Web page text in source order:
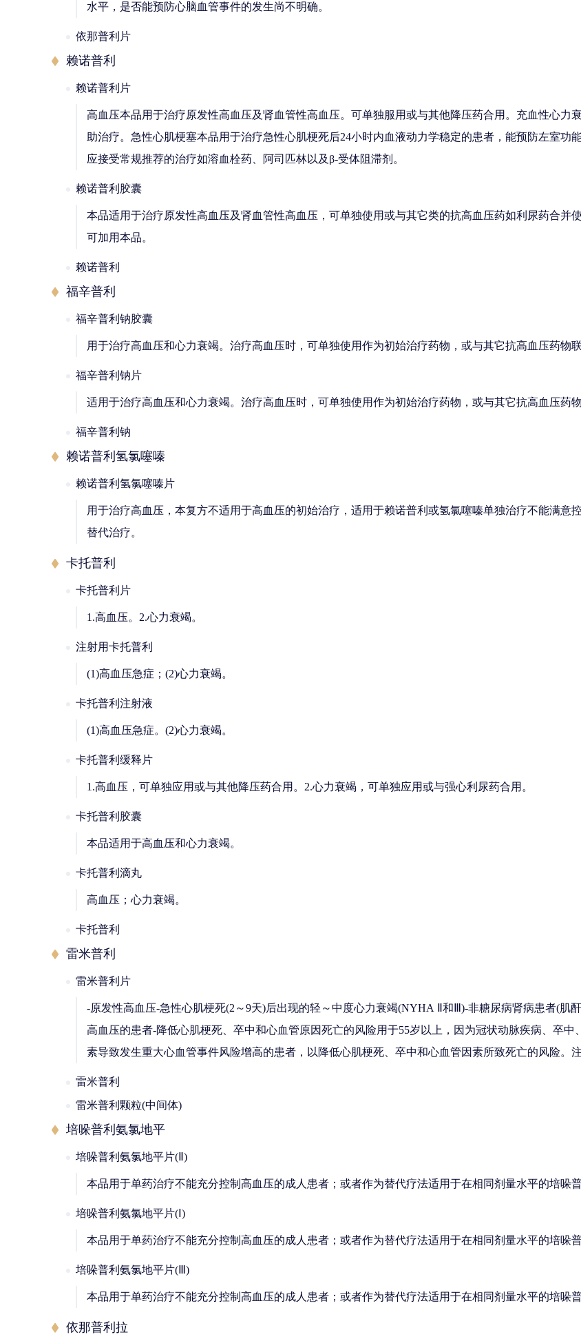
水平，是否能预防心脑血管事件的发生尚不明确。
依那普利片
赖诺普利
赖诺普利片
高血压本品用于治疗原发性高血压及肾血管性高血压。可单独服用或与其他降压药合用。充血性心力
助治疗。急性心肌梗塞本品用于治疗急性心肌梗死后24小时内血液动力学稳定的患者，能预防左室
应接受常规推荐的治疗如溶血栓药、阿司匹林以及β-受体阻滞剂。
赖诺普利胶囊
本品适用于治疗原发性高血压及肾血管性高血压，可单独使用或与其它类的抗高血压药如利尿药合并
可加用本品。
赖诺普利
福辛普利
福辛普利钠胶囊
用于治疗高血压和心力衰竭。治疗高血压时，可单独使用作为初始治疗药物，或与其它抗高血压药物
福辛普利钠片
适用于治疗高血压和心力衰竭。治疗高血压时，可单独使用作为初始治疗药物，或与其它抗高血压药
福辛普利钠
赖诺普利氢氯噻嗪
赖诺普利氢氯噻嗪片
用于治疗高血压，本复方不适用于高血压的初始治疗，适用于赖诺普利或氢氯噻嗪单独治疗不能满意
替代治疗。
卡托普利
卡托普利片
1.高血压。2.心力衰竭。
注射用卡托普利
(1)高血压急症；(2)心力衰竭。
卡托普利注射液
(1)高血压急症。(2)心力衰竭。
卡托普利缓释片
1.高血压，可单独应用或与其他降压药合用。2.心力衰竭，可单独应用或与强心利尿药合用。
卡托普利胶囊
本品适用于高血压和心力衰竭。
卡托普利滴丸
高血压；心力衰竭。
卡托普利
雷米普利
雷米普利片
-原发性高血压-急性心肌梗死(2～9天)后出现的轻～中度心力衰竭(NYHA Ⅱ和Ⅲ)-非糖尿病肾病患者(肌
高血压的患者-降低心肌梗死、卒中和心血管原因死亡的风险用于55岁以上，因为冠状动脉疾病、卒
素导致发生重大心血管事件风险增高的患者，以降低心肌梗死、卒中和心血管因素所致死亡的风险。
雷米普利
雷米普利颗粒(中间体)
培哚普利氨氯地平
培哚普利氨氯地平片(Ⅱ)
本品用于单药治疗不能充分控制高血压的成人患者；或者作为替代疗法适用于在相同剂量水平的培哚
培哚普利氨氯地平片(Ⅰ)
本品用于单药治疗不能充分控制高血压的成人患者；或者作为替代疗法适用于在相同剂量水平的培哚
培哚普利氨氯地平片(Ⅲ)
本品用于单药治疗不能充分控制高血压的成人患者；或者作为替代疗法适用于在相同剂量水平的培哚
依那普利拉